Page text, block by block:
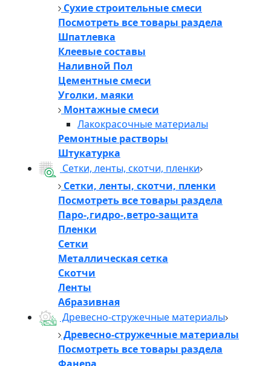
Сухие строительные смеси
Посмотреть все товары раздела
Шпатлевка
Клеевые составы
Наливной Пол
Цементные смеси
Уголки, маяки
Монтажные смеси
Лакокрасочные материалы
Ремонтные растворы
Штукатурка
Сетки, ленты, скотчи, пленки
Сетки, ленты, скотчи, пленки
Посмотреть все товары раздела
Паро-,гидро-,ветро-защита
Пленки
Сетки
Металлическая сетка
Скотчи
Ленты
Абразивная
Древесно-стружечные материалы
Древесно-стружечные материалы
Посмотреть все товары раздела